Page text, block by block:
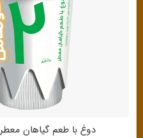
دوغ با طعم گیاهان معطر ۲۵۰ گرم